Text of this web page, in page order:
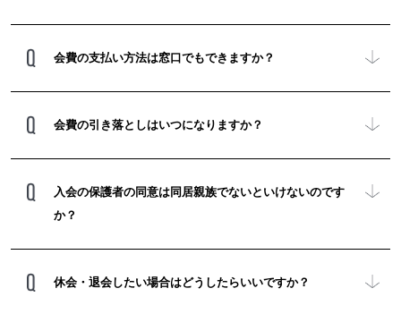
会費の支払い方法は窓口でもできますか？
会費の引き落としはいつになりますか？
入会の保護者の同意は同居親族でないといけないのです
か？
休会・退会したい場合はどうしたらいいですか？